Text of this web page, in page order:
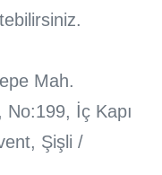
Mah.
İç Kapı
Şişli /